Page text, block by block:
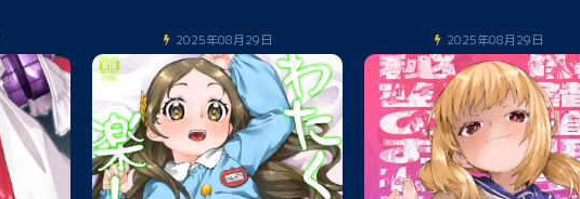
2025年08月29日 2025年08月29日